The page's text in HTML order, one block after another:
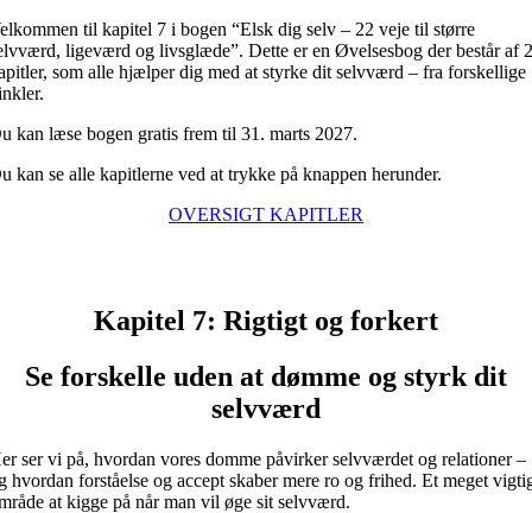
Skip
to
content
til kapitel 7 i bogen “Elsk dig selv – 22 veje til større
ligeværd og livsglæde”. Dette er en Øvelsesbog der består af
som alle hjælper dig med at styrke dit selvværd – fra forskellige
kan læse bogen gratis frem til 31. marts 2027.
kan se alle kapitlerne ved at trykke på knappen herunder.
OVERSIGT KAPITLER
Kapitel 7: Rigtigt og forkert
Se forskelle uden at dømme og styrk dit
selvværd
ser vi på, hvordan vores domme påvirker selvværdet og relationer –
hvordan forståelse og accept skaber mere ro og frihed. Et meget
at kigge på når man vil øge sit selvværd.